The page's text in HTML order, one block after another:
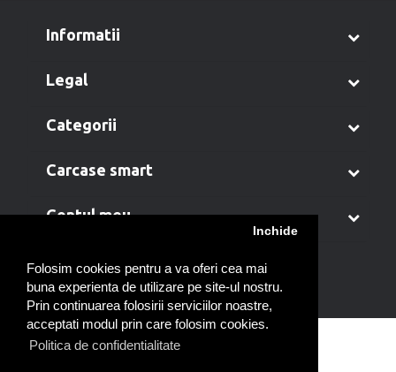
Folosim cookies pentru a va oferi cea mai
buna experienta de utilizare pe site-ul nostru.
Prin continuarea folosirii serviciilor noastre,
acceptati modul prin care folosim cookies.
Politica de confidentialitate
Inchide
informatii
legal
categorii
carcase smart
contul meu